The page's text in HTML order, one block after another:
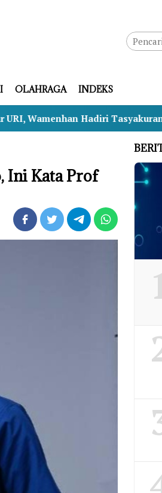
OLAHRAGA INDEKS
Tasyakuran HUT ke-69 LAN RI
Ini Kata Prof